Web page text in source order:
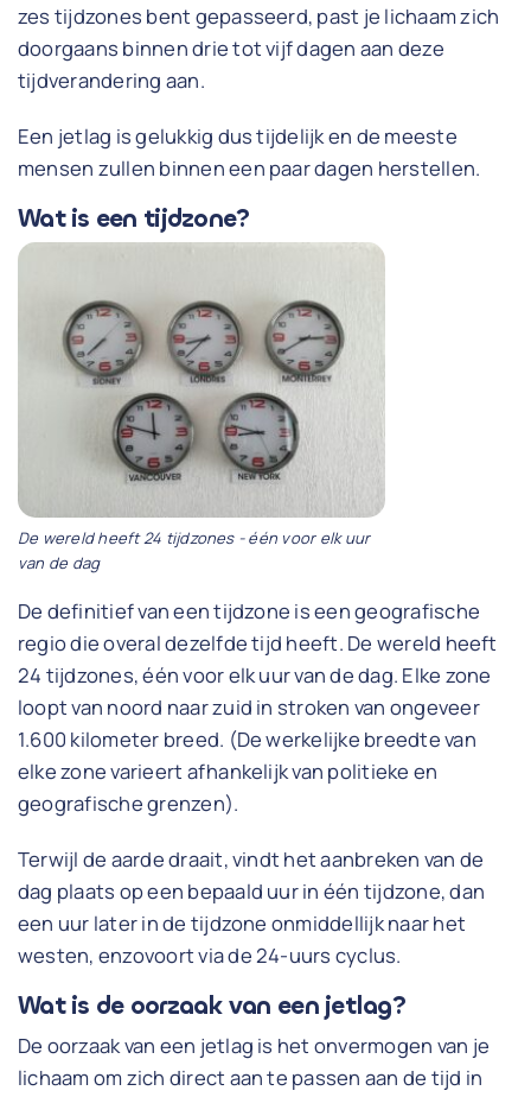
zes tijdzones bent gepasseerd, past je lichaam zich
doorgaans binnen drie tot vijf dagen aan deze
tijdverandering aan.
Een jetlag is gelukkig dus tijdelijk en de meeste
mensen zullen binnen een paar dagen herstellen.
Wat is een tijdzone?
De wereld heeft 24 tijdzones - één voor elk uur
van de dag
De definitief van een tijdzone is een geografische
regio die overal dezelfde tijd heeft. De wereld heeft
24 tijdzones, één voor elk uur van de dag. Elke zone
loopt van noord naar zuid in stroken van ongeveer
1.600 kilometer breed. (De werkelijke breedte van
elke zone varieert afhankelijk van politieke en
geografische grenzen).
Terwijl de aarde draait, vindt het aanbreken van de
dag plaats op een bepaald uur in één tijdzone, dan
een uur later in de tijdzone onmiddellijk naar het
westen, enzovoort via de 24-uurs cyclus.
Wat is de oorzaak van een jetlag?
De oorzaak van een jetlag is het onvermogen van je
lichaam om zich direct aan te passen aan de tijd in